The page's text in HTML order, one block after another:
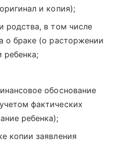
и копия);
родства, в том числе
о браке (о расторжении
обоснование
фактических
ребенка);
копии заявления